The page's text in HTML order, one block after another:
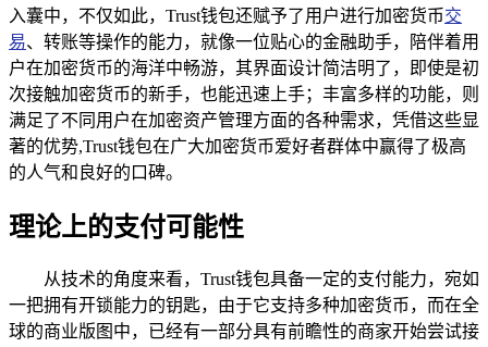
入囊中，不仅如此，Trust钱包还赋予了用户进行加密货币交
易、转账等操作的能力，就像一位贴心的金融助手，陪伴着用
户在加密货币的海洋中畅游，其界面设计简洁明了，即使是初
次接触加密货币的新手，也能迅速上手；丰富多样的功能，则
满足了不同用户在加密资产管理方面的各种需求，凭借这些显
著的优势,Trust钱包在广大加密货币爱好者群体中赢得了极高
的人气和良好的口碑。
理论上的支付可能性
从技术的角度来看，Trust钱包具备一定的支付能力，宛如
一把拥有开锁能力的钥匙，由于它支持多种加密货币，而在全
球的商业版图中，已经有一部分具有前瞻性的商家开始尝试接